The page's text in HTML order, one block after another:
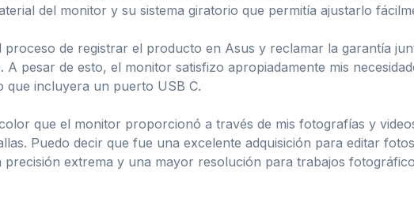
del monitor y su sistema giratorio que permitía ajustarlo
proceso de registrar el producto en Asus y reclamar la garantía
A pesar de esto, el monitor satisfizo apropiadamente mis
que incluyera un puerto USB C.
que el monitor proporcionó a través de mis fotografías y
Puedo decir que fue una excelente adquisición para editar
precisión extrema y una mayor resolución para trabajos